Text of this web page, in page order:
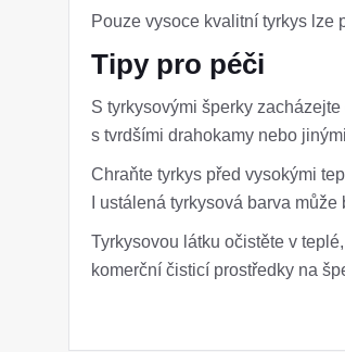
Pouze vysoce kvalitní tyrkys lze
Tipy pro péči
S tyrkysovými šperky
s tvrdšími drahokamy nebo
Chraňte tyrkys před vysokými
I ustálená tyrkysová barva
Tyrkysovou látku očistěte v
komerční čisticí prostředky na